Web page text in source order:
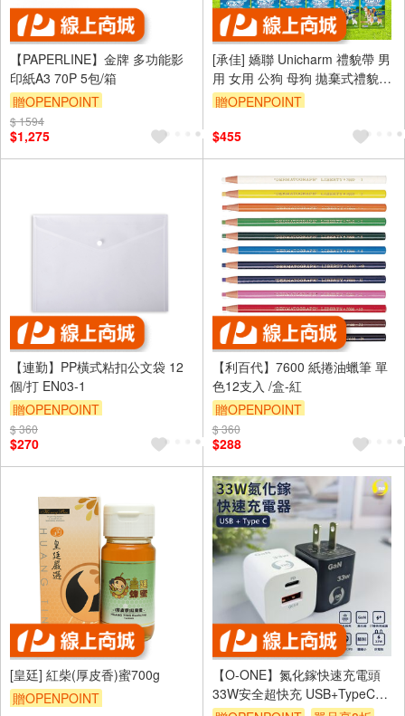
【PAPERLINE】金牌 多功能影
印紙A3 70P 5包/箱
贈OPENPOINT
$ 1594
$1,275
[承佳] 嬌聯 Unicharm 禮貌帶 男
用 女用 公狗 母狗 拋棄式禮貌帶
尿褲 狗尿布 犬貓用
贈OPENPOINT
$455
【連勤】PP橫式粘扣公文袋 12
個/打 EN03-1
贈OPENPOINT
$ 360
$270
【利百代】7600 紙捲油蠟筆 單
色12支入 /盒-紅
贈OPENPOINT
$ 360
$288
[皇廷] 紅柴(厚皮香)蜜700g
贈OPENPOINT
【O-ONE】氮化鎵快速充電頭
33W安全超快充 USB+TypeC雙
孔輸出 體積小充電快 時尚白